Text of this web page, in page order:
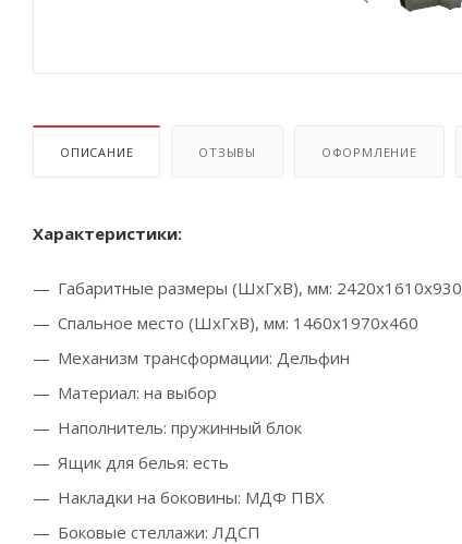
ОПИСАНИЕ ОТЗЫВЫ ОФОРМЛЕНИЕ
Характеристики:
Габаритные размеры (ШхГхВ), мм: 2420х1610х930
Спальное место (ШхГхВ), мм: 1460х1970х460
Механизм трансформации: Дельфин
Материал: на выбор
Наполнитель: пружинный блок
Ящик для белья: есть
Накладки на боковины: МДФ ПВХ
Боковые стеллажи: ЛДСП